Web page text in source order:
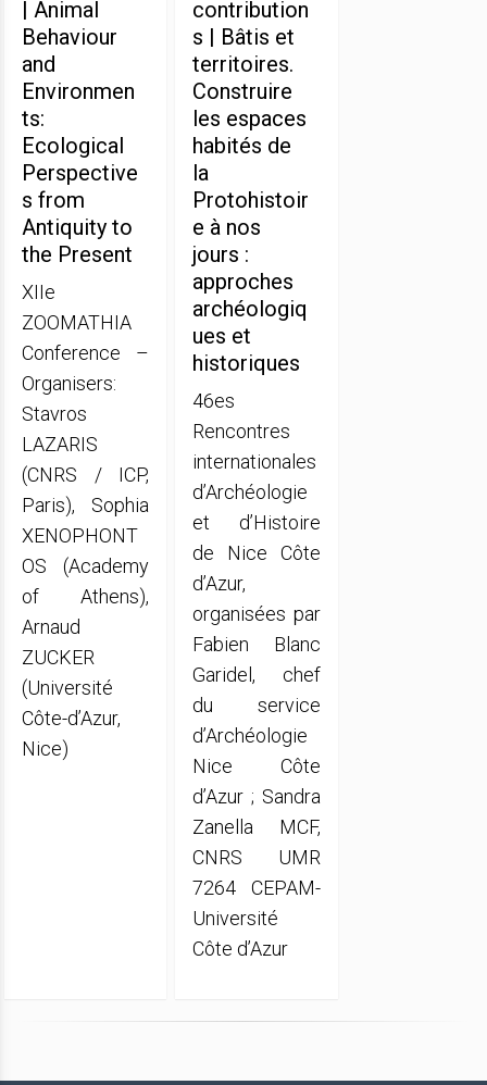
| Animal
Behaviour
and
Environmen
ts:
Ecological
Perspective
s from
Antiquity to
the Present
XIIe
ZOOMATHIA
Conference –
Organisers:
Stavros
LAZARIS
(CNRS / ICP,
Paris), Sophia
XENOPHONT
OS (Academy
of Athens),
Arnaud
ZUCKER
(Université
Côte-d’Azur,
Nice)
contribution
s | Bâtis et
territoires.
Construire
les espaces
habités de
la
Protohistoir
e à nos
jours :
approches
archéologiq
ues et
historiques
46es
Rencontres
internationales
d’Archéologie
et d’Histoire
de Nice Côte
d’Azur,
organisées par
Fabien Blanc
Garidel, chef
du service
d’Archéologie
Nice Côte
d’Azur ; Sandra
Zanella MCF,
CNRS UMR
7264 CEPAM-
Université
Côte d’Azur